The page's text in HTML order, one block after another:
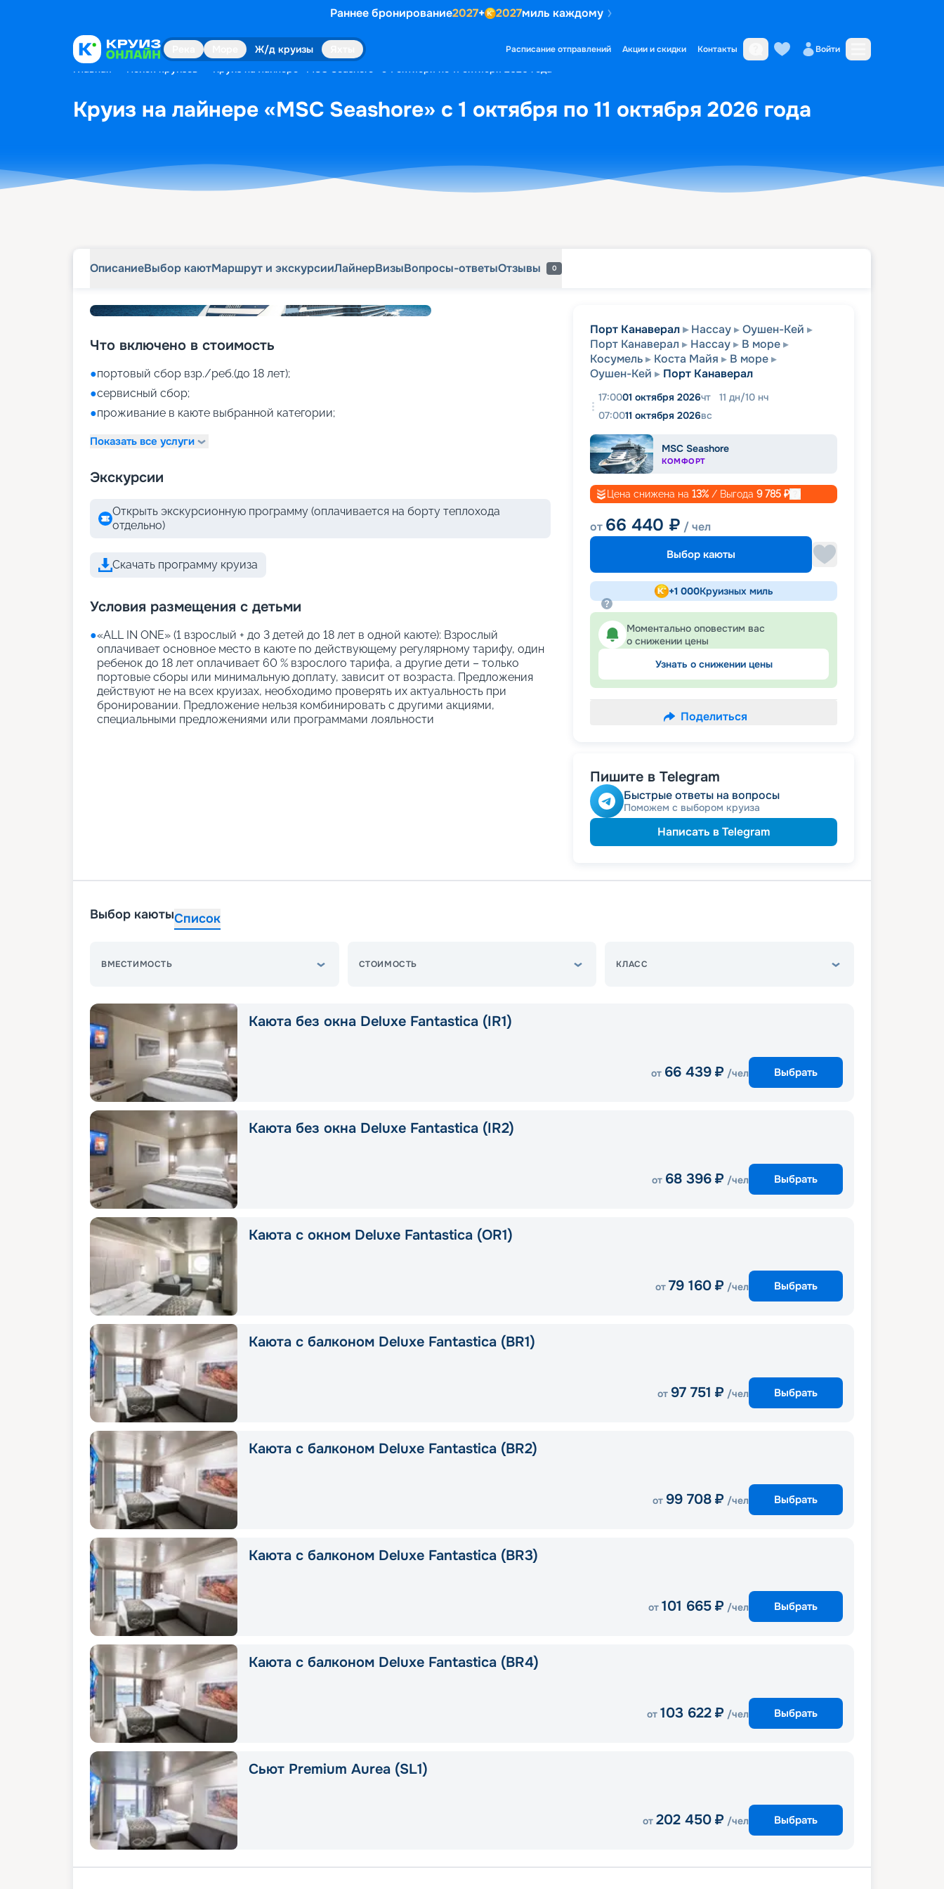
Раннее бронирование2027+ 2027миль каждому
Ж/д круизы Расписание отправлений Акции и скидки Контакты Войти
Главная Поиск круизов Круиз на лайнере «MSC Seashore» с 1 октября по 11 октября 2026 года
Круиз на лайнере «MSC Seashore» с 1 октября по 11 октября 2026 года
ОписаниеВыбор каютМаршрут и экскурсииЛайнерВизыВопросы-ответыОтзывы 0
Что включено в стоимость
●портовый сбор взр./реб.(до 18 лет);
●сервисный сбор;
●проживание в каюте выбранной категории;
Показать все услуги
Экскурсии
Открыть экскурсионную программу (оплачивается на борту теплохода
отдельно)
Скачать программу круиза
Условия размещения с детьми
●«АLL IN ONE» (1 взрослый + до 3 детей до 18 лет в одной каюте): Взрослый
оплачивает основное место в каюте по действующему регулярному тарифу, один
ребенок до 18 лет оплачивает 60 % взрослого тарифа, а другие дети – только
портовые сборы или минимальную доплату, зависит от возраста. Предложения
действуют не на всех круизах, необходимо проверять их актуальность при
бронировании. Предложение нельзя комбинировать с другими акциями,
специальными предложениями или программами лояльности
Порт Канаверал Нассау
Оушен-Кей
Порт Канаверал
Нассау
В море
Косумель
Коста Майя
В море
Оушен-Кей
Порт Канаверал
17:0001 октября 2026чт 11 дн/10 нч
07:0011 октября 2026вс
MSC Seashore
КОМФОРТ
Цена снижена на 13% / Выгода 9 785 ₽
от 66 440 ₽ / чел
Выбор каюты
+1 000Круизных миль
Моментально оповестим вас
о снижении цены
Узнать о снижении цены
Поделиться
Пишите в Telegram
Быстрые ответы на вопросы
Поможем с выбором круиза
Написать в Telegram
Выбор каютыСписок
ВМЕСТИМОСТЬ СТОИМОСТЬ КЛАСС
Каюта без окна Deluxe Fantastica (IR1)
от 66 439 ₽ /чел Выбрать
Каюта без окна Deluxe Fantastica (IR2)
от 68 396 ₽ /чел Выбрать
Каюта с окном Deluxe Fantastica (OR1)
от 79 160 ₽ /чел Выбрать
Каюта с балконом Deluxe Fantastica (BR1)
от 97 751 ₽ /чел Выбрать
Каюта с балконом Deluxe Fantastica (BR2)
от 99 708 ₽ /чел Выбрать
Каюта с балконом Deluxe Fantastica (BR3)
от 101 665 ₽ /чел Выбрать
Каюта с балконом Deluxe Fantastica (BR4)
от 103 622 ₽ /чел Выбрать
Сьют Premium Aurea (SL1)
от 202 450 ₽ /чел Выбрать